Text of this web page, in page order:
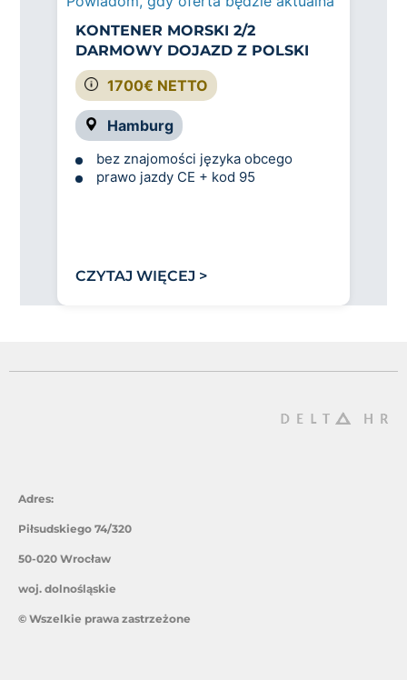
1700€ NETTO
Hamburg
KONTENER MORSKI 2/2
DARMOWY DOJAZD Z POLSKI
bez znajomości języka obcego
prawo jazdy CE + kod 95
CZYTAJ WIĘCEJ >
Adres:
Piłsudskiego 74/320
50-020 Wrocław
woj. dolnośląskie
© Wszelkie prawa zastrzeżone